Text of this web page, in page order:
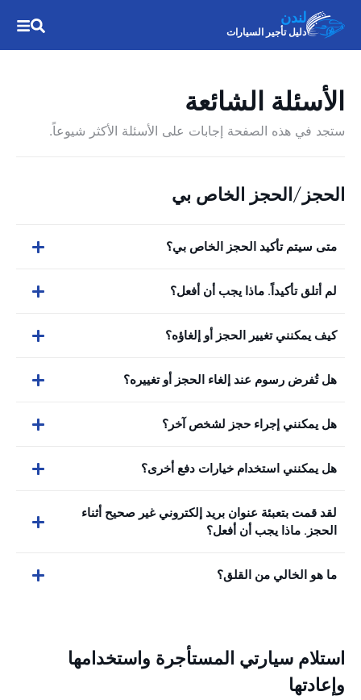
لندن
دليل تأجير السيارات
الأسئلة الشائعة
ستجد في هذه الصفحة إجابات على الأسئلة الأكثر شيوعاً.
الحجز/الحجز الخاص بي
متى سيتم تأكيد الحجز الخاص بي؟
لم أتلق تأكيداً. ماذا يجب أن أفعل؟
كيف يمكنني تغيير الحجز أو إلغاؤه؟
هل تُفرض رسوم عند إلغاء الحجز أو تغييره؟
هل يمكنني إجراء حجز لشخص آخر؟
هل يمكنني استخدام خيارات دفع أخرى؟
لقد قمت بتعبئة عنوان بريد إلكتروني غير صحيح أثناء
الحجز. ماذا يجب أن أفعل؟
ما هو الخالي من القلق؟
استلام سيارتي المستأجرة واستخدامها
وإعادتها